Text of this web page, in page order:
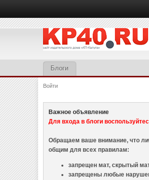
Блоги
Войти
Важное объявление
Для входа в блоги
Обращаем ваше внимание, что
общим для всех правилам:
запрещен мат, скрытый
запрещены любые